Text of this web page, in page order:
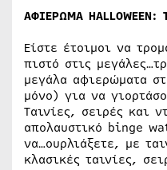
ΑΦΙΕΡΩΜΑ HALLOWEEN:
Είστε έτοιμοι να
πιστό στις
μεγάλα αφιερώματα
μόνο) για να
Ταινίες, σειρές και
απολαυστικό binge
να…ουρλιάξετε, με
κλασικές ταινίες,